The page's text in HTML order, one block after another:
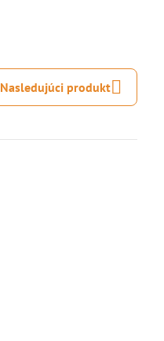
Nasledujúci produkt